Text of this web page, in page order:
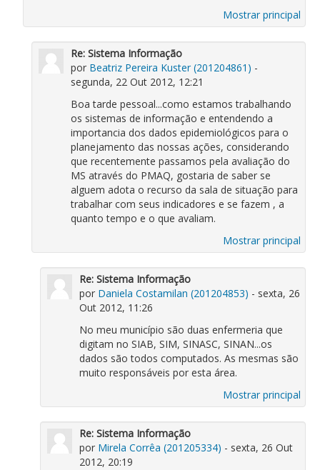
Mostrar principal
Re: Sistema Informação
por Beatriz Pereira Kuster (201204861) -
segunda, 22 Out 2012, 12:21
Boa tarde pessoal...como estamos trabalhando
os sistemas de informação e entendendo a
importancia dos dados epidemiológicos para o
planejamento das nossas ações, considerando
que recentemente passamos pela avaliação do
MS através do PMAQ, gostaria de saber se
alguem adota o recurso da sala de situação para
trabalhar com seus indicadores e se fazem , a
quanto tempo e o que avaliam.
Mostrar principal
Re: Sistema Informação
por Daniela Costamilan (201204853) - sexta, 26
Out 2012, 11:26
No meu município são duas enfermeria que
digitam no SIAB, SIM, SINASC, SINAN...os
dados são todos computados. As mesmas são
muito responsáveis por esta área.
Mostrar principal
Re: Sistema Informação
por Mirela Corrêa (201205334) - sexta, 26 Out
2012, 20:19